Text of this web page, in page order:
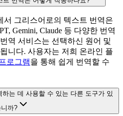
서 그리스어로의 텍스트 번역은
Gemini, Claude 등 다양한 번역
역 서비스는 선택하신 원어 및
니다. 사용자는 저희 온라인 플
로그램을 통해 쉽게 번역할 수
는 데 사용할 수 있는 다른 도구가 있
니까?